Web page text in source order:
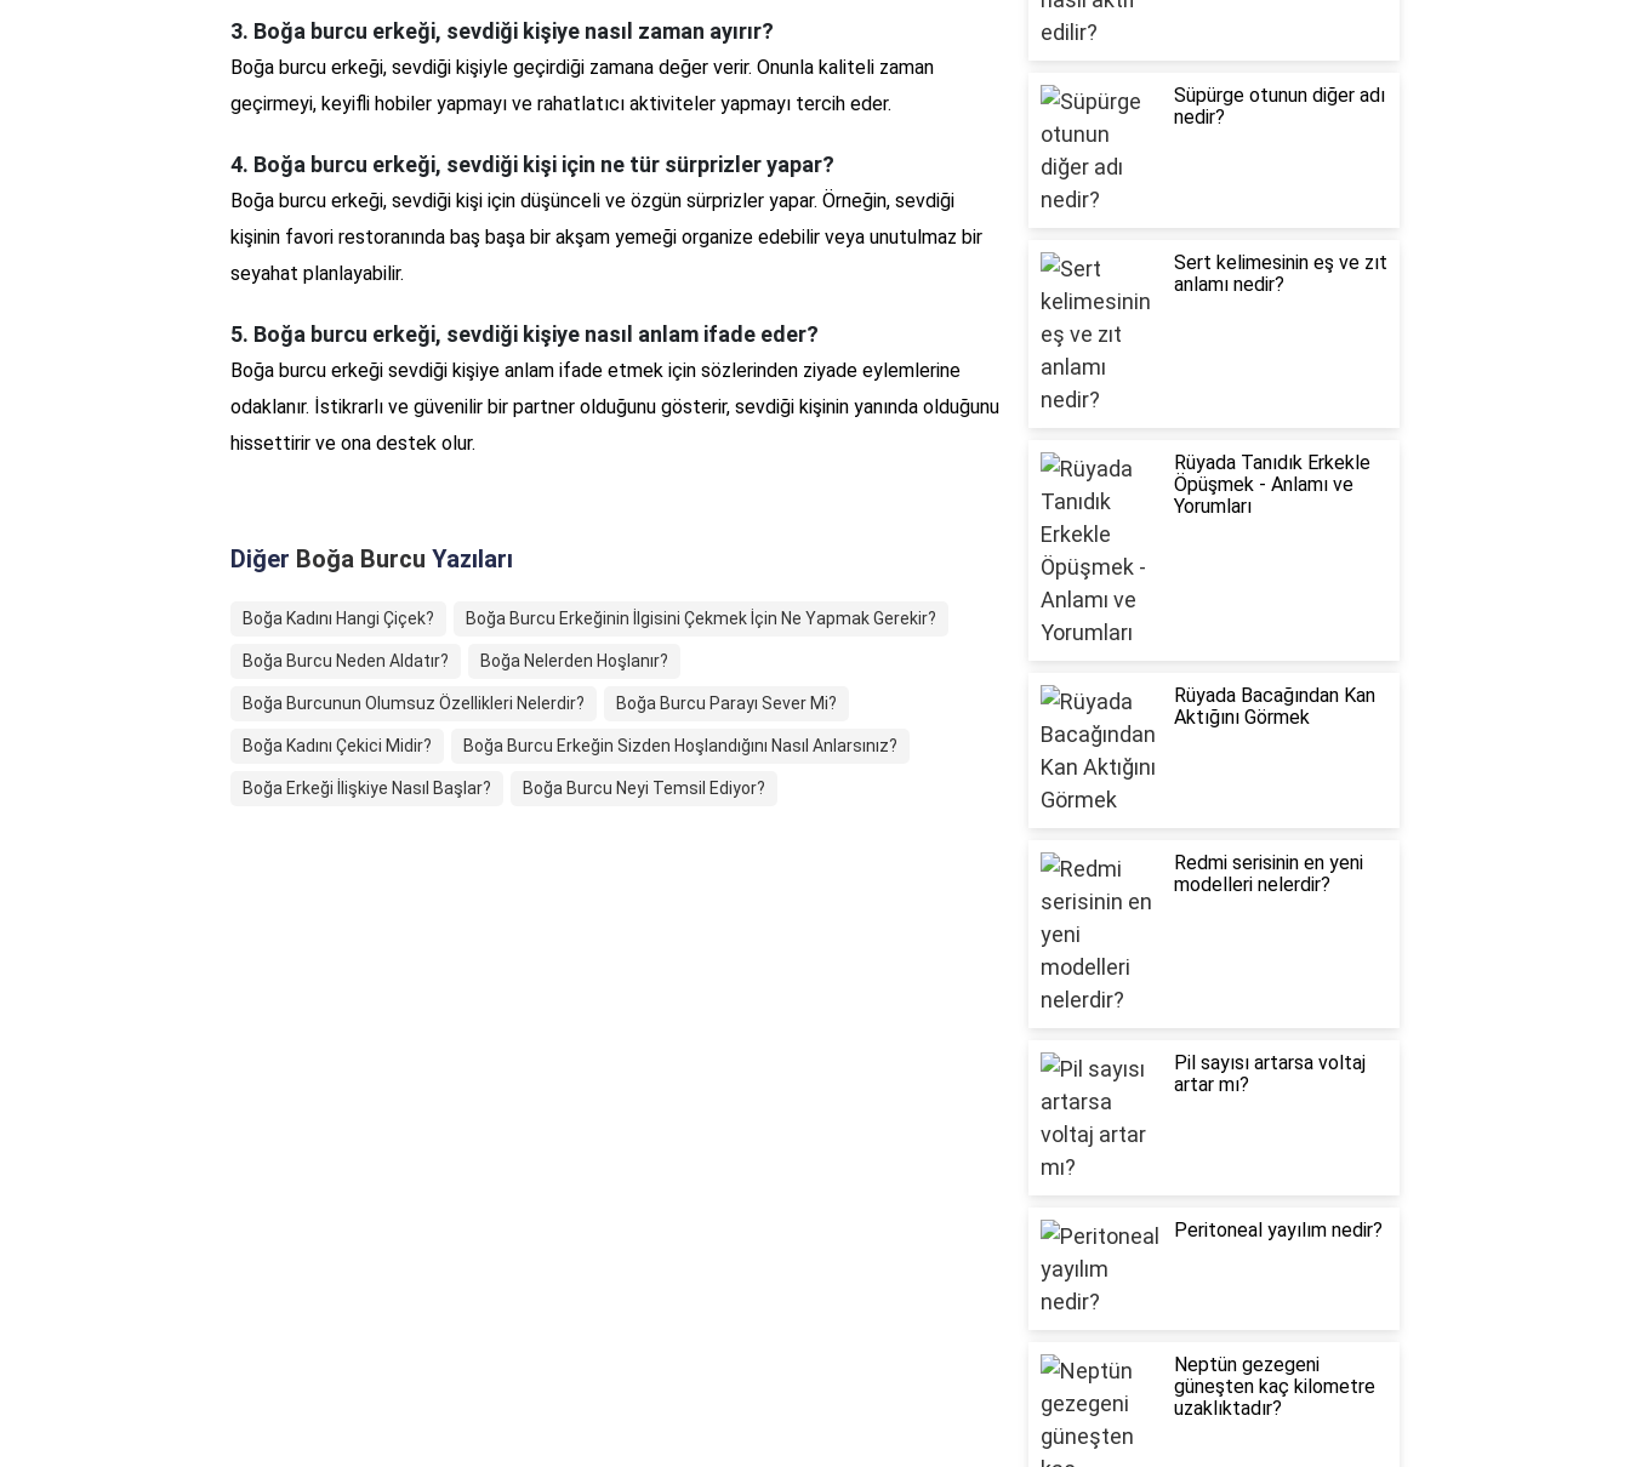
3. Boğa burcu erkeği, sevdiği kişiye nasıl zaman ayırır?
Boğa burcu erkeği, sevdiği kişiyle geçirdiği zamana değer verir. Onunla kaliteli zaman
geçirmeyi, keyifli hobiler yapmayı ve rahatlatıcı aktiviteler yapmayı tercih eder.
4. Boğa burcu erkeği, sevdiği kişi için ne tür sürprizler yapar?
Boğa burcu erkeği, sevdiği kişi için düşünceli ve özgün sürprizler yapar. Örneğin, sevdiği
kişinin favori restoranında baş başa bir akşam yemeği organize edebilir veya unutulmaz bir
seyahat planlayabilir.
5. Boğa burcu erkeği, sevdiği kişiye nasıl anlam ifade eder?
Boğa burcu erkeği sevdiği kişiye anlam ifade etmek için sözlerinden ziyade eylemlerine
odaklanır. İstikrarlı ve güvenilir bir partner olduğunu gösterir, sevdiği kişinin yanında olduğunu
hissettirir ve ona destek olur.
Diğer Boğa Burcu Yazıları
Boğa Kadını Hangi Çiçek? Boğa Burcu Erkeğinin İlgisini Çekmek İçin Ne Yapmak Gerekir?
Boğa Burcu Neden Aldatır? Boğa Nelerden Hoşlanır?
Boğa Burcunun Olumsuz Özellikleri Nelerdir? Boğa Burcu Parayı Sever Mi?
Boğa Kadını Çekici Midir? Boğa Burcu Erkeğin Sizden Hoşlandığını Nasıl Anlarsınız?
Boğa Erkeği İlişkiye Nasıl Başlar? Boğa Burcu Neyi Temsil Ediyor?
Süpürge otunun diğer adı
nedir?
Sert kelimesinin eş ve zıt
anlamı nedir?
Rüyada Tanıdık Erkekle
Öpüşmek - Anlamı ve
Yorumları
Rüyada Bacağından Kan
Aktığını Görmek
Redmi serisinin en yeni
modelleri nelerdir?
Pil sayısı artarsa voltaj
artar mı?
Peritoneal yayılım nedir?
Neptün gezegeni
güneşten kaç kilometre
uzaklıktadır?